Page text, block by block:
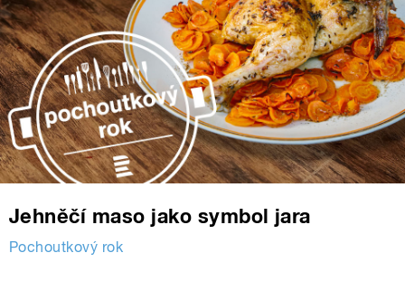
Jehněčí maso jako symbol jara
Pochoutkový rok